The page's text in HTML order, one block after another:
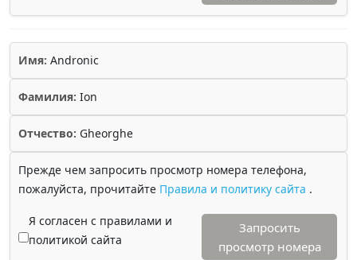
Имя: Andronic
Фамилия: Ion
Отчество: Gheorghe
Прежде чем запросить просмотр номера телефона,
пожалуйста, прочитайте Правила и политику сайта .
Я согласен с правилами и
политикой сайта
Запросить
просмотр номера